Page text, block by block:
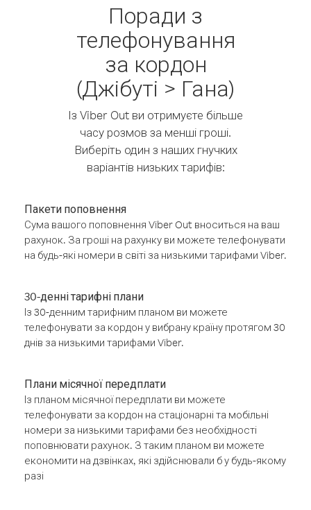
Поради з
телефонування
за кордон
(Джібуті > Гана)
Із Viber Out ви отримуєте більше
часу розмов за менші гроші.
Виберіть один з наших гнучких
варіантів низьких тарифів:
Пакети поповнення
Сума вашого поповнення Viber Out вноситься на ваш
рахунок. За гроші на рахунку ви можете телефонувати
на будь-які номери в світі за низькими тарифами Viber.
30-денні тарифні плани
Із 30-денним тарифним планом ви можете
телефонувати за кордон у вибрану країну протягом 30
днів за низькими тарифами Viber.
Плани місячної передплати
Із планом місячної передплати ви можете
телефонувати за кордон на стаціонарні та мобільні
номери за низькими тарифами без необхідності
поповнювати рахунок. З таким планом ви можете
економити на дзвінках, які здійснювали б у будь-якому
разі